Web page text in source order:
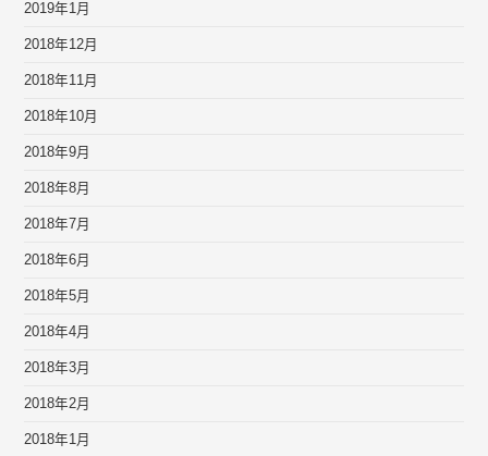
2019年1月
2018年12月
2018年11月
2018年10月
2018年9月
2018年8月
2018年7月
2018年6月
2018年5月
2018年4月
2018年3月
2018年2月
2018年1月